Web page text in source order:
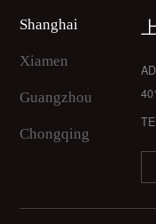
体育
Shanghai
Xiamen
Guangzhou
Chongqing